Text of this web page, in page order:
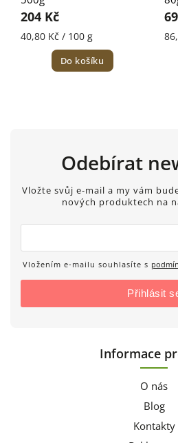
204 Kč
40,80 Kč / 100 g
Do košíku
Odebírat
Vložte svůj e-mail a my vám
nových produktech na
Vložením e-mailu souhlasíte s
Přihlásit
Informace
O nás
Blog
Kontakty